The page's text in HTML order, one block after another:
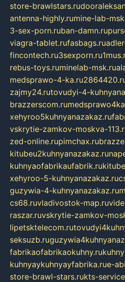
store-brawlstars.ru
antenna-highly.rumine-lab-
3-sex-porn.ruban-damn.ru
viagra-tablet.rufasbags.ru
fincontech.ru3sexporn.ru
rebus-toys.ruminelab-msk.ru
medsprawo-4-ka.ru
zajmy24.rutovudyi-4-
brazzerscom.ru
xehyroo5kuhnyanazakaz.ru
vskrytie-zamkov-moskva-
zed-online.rupimchax.ru
kitubeu2kuhnyanazakaz.ru
kuhnyaofabrikaufabrik.ru
xehyroo-5-kuhnyanazakaz.ru
guzywia-4-kuhnyanazakaz.ru
cs68.ruvladivostok-map.ru
raszar.ruvskrytie-zamkov-
lipetsktelecom.ru
seksuzb.ru
fabrikaofabrikaokuhny.ru
kuhnyaykuhnyayfabrika.rue-
store-brawl-stars.rukts-